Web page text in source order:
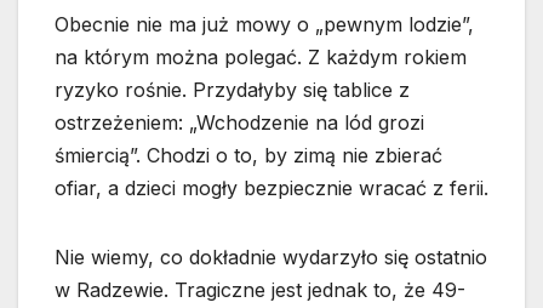
Obecnie nie ma już mowy o „pewnym lodzie”,
na którym można polegać. Z każdym rokiem
ryzyko rośnie. Przydałyby się tablice z
ostrzeżeniem: „Wchodzenie na lód grozi
śmiercią”. Chodzi o to, by zimą nie zbierać
ofiar, a dzieci mogły bezpiecznie wracać z ferii.
Nie wiemy, co dokładnie wydarzyło się ostatnio
w Radzewie. Tragiczne jest jednak to, że 49-